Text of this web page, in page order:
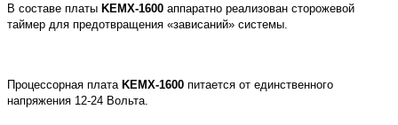
В составе платы KEMX-1600 аппаратно реализован сторожевой
таймер для предотвращения «зависаний» системы.
Процессорная плата KEMX-1600 питается от единственного
напряжения 12-24 Вольта.